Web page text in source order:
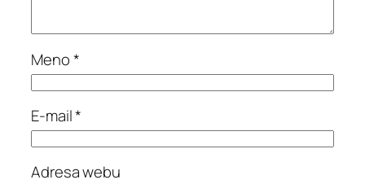
Meno*
E-mail*
Adresa webu